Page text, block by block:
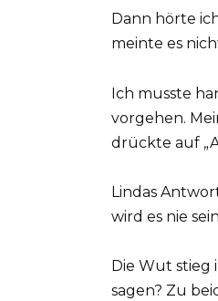
Dann hörte
meinte es
Ich musste
vorgehen.
drückte auf
Lindas
wird es nie
Die Wut stieg
sagen? Zu